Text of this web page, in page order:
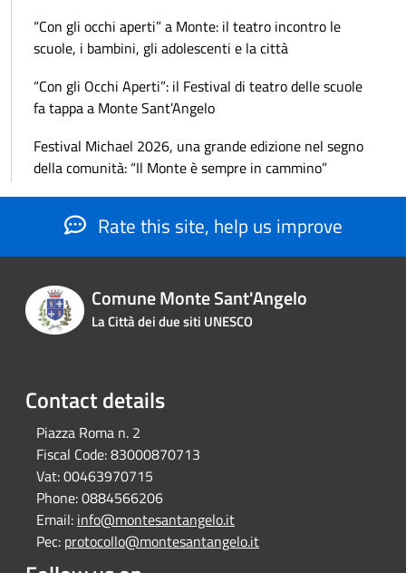
“Con gli occhi aperti” a Monte: il teatro incontro le
scuole, i bambini, gli adolescenti e la città
“Con gli Occhi Aperti”: il Festival di teatro delle scuole
fa tappa a Monte Sant’Angelo
Festival Michael 2026, una grande edizione nel segno
della comunità: “Il Monte è sempre in cammino”
Rate this site, help us improve
Comune Monte Sant'Angelo
La Città dei due siti UNESCO
Contact details
Piazza Roma n. 2
Fiscal Code:83000870713
Vat:00463970715
Phone:0884566206
Email: info@montesantangelo.it
Pec: protocollo@montesantangelo.it